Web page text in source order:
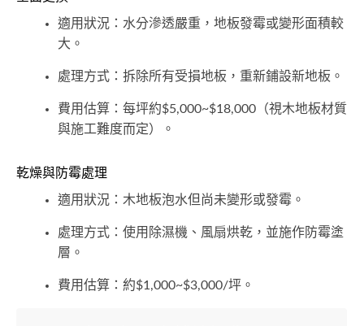
適用狀況：水分滲透嚴重，地板發霉或變形面積較
大。
處理方式：拆除所有受損地板，重新鋪設新地板。
費用估算：每坪約$5,000~$18,000（視木地板材質
與施工難度而定）。
乾燥與防霉處理
適用狀況：木地板泡水但尚未變形或發霉。
處理方式：使用除濕機、風扇烘乾，並施作防霉塗
層。
費用估算：約$1,000~$3,000/坪。